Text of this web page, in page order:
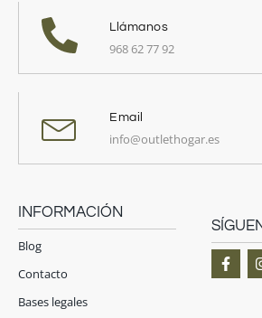
INFORMACIÓN
Blog
Contacto
Bases legales
F
a
Llámanos
968 62 77 92
Email
info@outlethogar.es